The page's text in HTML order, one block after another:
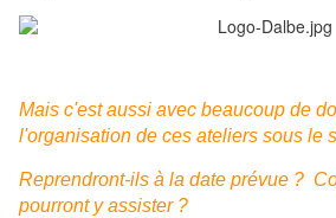
Mais c'est aussi avec beaucoup de
l'organisation de ces ateliers sous le
Reprendront-ils à la date prévue ?
pourront y assister ?